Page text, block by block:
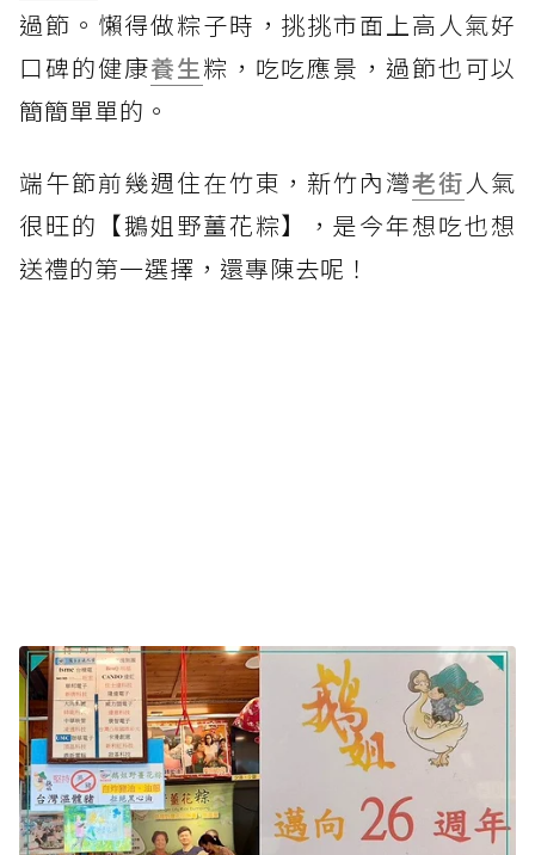
過節。懶得做粽子時，挑挑市面上高人氣好
口碑的健康養生粽，吃吃應景，過節也可以
簡簡單單的。
端午節前幾週住在竹東，新竹內灣老街 人氣
很旺的【鵝姐野薑花粽】，是今年想吃也想
送禮的第一選擇，還專陳去呢！